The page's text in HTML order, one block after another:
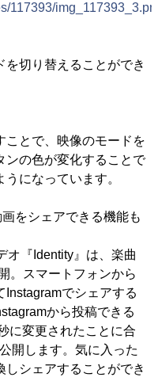
117393/
切り替えることができ
ことで、映像のモードを
ンの色が変化することで
になっています。
をシェアできる機能も
オ『Identity』は、楽曲
。スマートフォンから
Instagramでシェアする
から投稿できる
に変更されたことに合
開します。気に入った
シェアすることができ